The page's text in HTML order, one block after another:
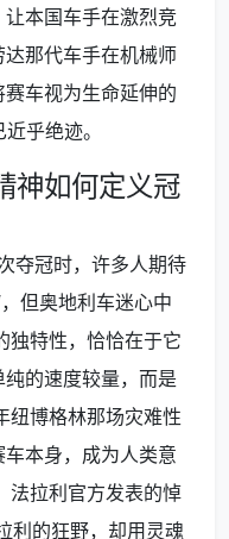
本国车手在激烈竞
那代车手在机械师
车视为生命延伸的
乎绝迹。
神如何定义冠
夺冠时，许多人期待
但奥地利车迷心中
独特性，恰恰在于它
的速度较量，而是
纽博格林那场灾难性
本身，成为人类意
法拉利官方发表的悼
利的狂野，却用灵魂